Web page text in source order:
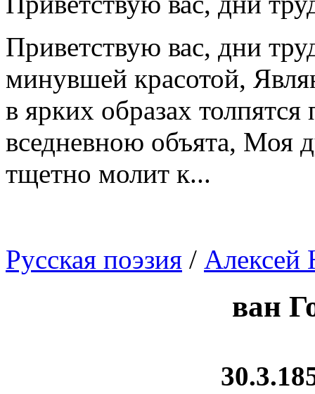
Приветствую вас, дни
минувшей красотой,
в ярких образах
вседневною объята, Моя
тщетно молит к...
Русская поэзия / Алексей
ван